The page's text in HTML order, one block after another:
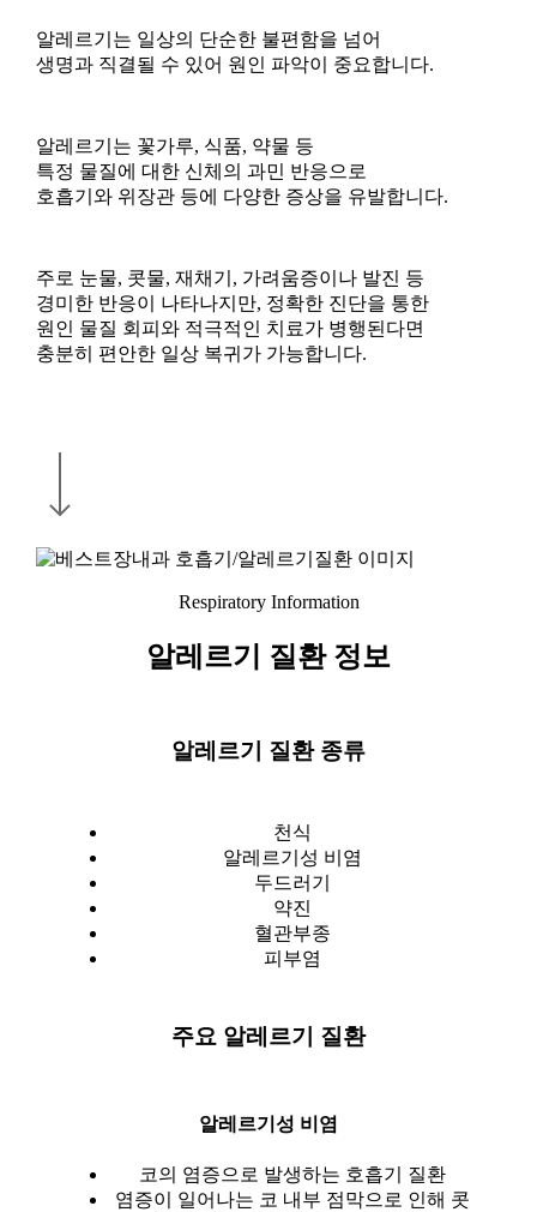
알레르기는 일상의 단순한 불편함을 넘어
생명과 직결될 수 있어 원인 파악이 중요합니다.
알레르기는 꽃가루, 식품, 약물 등
특정 물질에 대한 신체의 과민 반응으로
호흡기와 위장관 등에 다양한 증상을 유발합니다.
주로 눈물, 콧물, 재채기, 가려움증이나 발진 등
경미한 반응이 나타나지만, 정확한 진단을 통한
원인 물질 회피와 적극적인 치료가 병행된다면
충분히 편안한 일상 복귀가 가능합니다.
Respiratory Information
알레르기 질환 정보
알레르기 질환 종류
천식
알레르기성 비염
두드러기
약진
혈관부종
피부염
주요 알레르기 질환
알레르기성 비염
코의 염증으로 발생하는 호흡기 질환
염증이 일어나는 코 내부 점막으로 인해 콧